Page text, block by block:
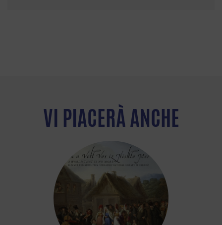
VI PIACERÀ ANCHE